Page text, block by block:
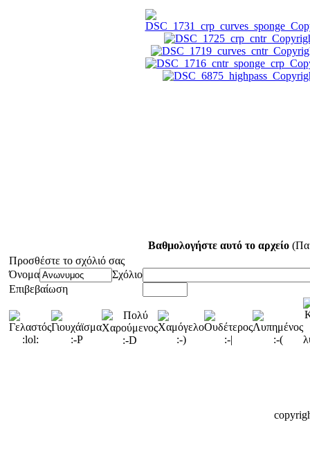
Βαθμολογήστε αυτό το αρχείο
Προσθέστε το σχόλιό σας
Όνομα
Σχόλιο
Επιβεβαίωση